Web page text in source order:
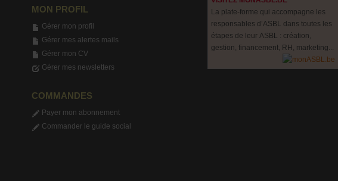
MON PROFIL
Gérer mon profil
Gérer mes alertes mails
Gérer mon CV
Gérer mes newsletters
COMMANDES
Payer mon abonnement
Commander le guide social
La plate-forme qui accompagne les
responsables d’ASBL dans toutes les
étapes de leur ASBL : création,
gestion, financement, RH, marketing...